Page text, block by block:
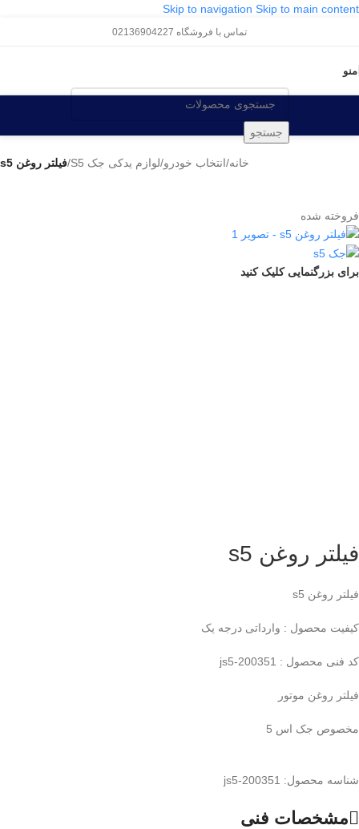
Skip to navigation Skip to main content
تماس با فروشگاه 02136904227
منو
جستجو
خانه/انتخاب خودرو/لوازم یدکی جک S5 /فیلتر روغن s5
فروخته شده
برای بزرگنمایی کلیک کنید
فیلتر روغن s5
فیلتر روغن s5
کیفیت محصول : وارداتی درجه یک
کد فنی محصول : 200351-js5
فیلتر روغن موتور
مخصوص جک اس 5
شناسه محصول: 200351-js5
مشخصات فنی